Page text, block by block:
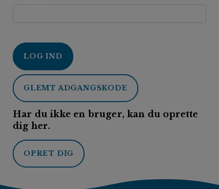
LOG IND
GLEMT ADGANGSKODE
Har du ikke en bruger, kan du oprette
dig her.
OPRET DIG